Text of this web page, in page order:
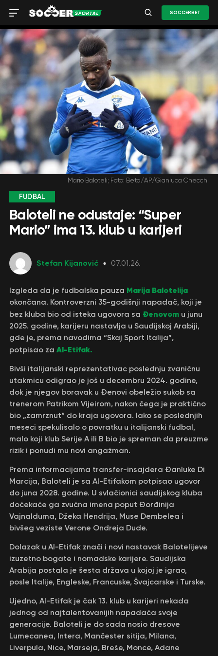
SOCCERBET
Mario Baloteli; Foto: Beta/AP/Gianluca Checchi
FUDBAL
Baloteli ne odustaje: “Super
Mario” ima 13. klub u karijeri
Stefan Kijanović 07.01.26.
Izgleda da je fudbalska pauza Marija Balotelija
okončana. Kontroverzni 35-godišnji napadač, koji je
bez kluba bio od isteka ugovora sa Đenovom u junu
2025. godine, karijeru nastavlja u Saudijskoj Arabiji,
gde je, prema navodima “Skaj Sport Italija”,
potpisao za Al-Etifak.
Bivši italijanski reprezentativac poslednju zvaničnu
utakmicu odigrao je još u decembru 2024. godine,
dok je njegov boravak u Đenovi obeležio sukob sa
trenerom Patrikom Vijeirom, nakon čega je praktično
bio „zamrznut“ do kraja ugovora. Iako se poslednjih
meseci spekulisalo o povratku u italijanski fudbal,
malo koji klub Serije A ili B bio je spreman da preuzme
rizik i ponudi mu novi angažman.
Prema informacijama transfer-insajdera Đanluke Di
Marcija, Baloteli je sa Al-Etifakom potpisao ugovor
do juna 2028. godine. U svlačionici saudijskog kluba
dočekaće ga zvučna imena poput Đorđinija
Vajnalduma, Džeka Hendrija, Muse Dembelea i
bivšeg veziste Verone Ondreja Dude.
Dolazak u Al-Etifak znači i novi nastavak Balotelijeve
izuzetno bogate i nomadske karijere. Saudijska
Arabija postala je šesta država u kojoj je igrao,
posle Italije, Engleske, Francuske, Švajcarske i Turske.
Ujedno, Al-Etifak je čak 13. klub u karijeri nekada
jednog od najtalentovanijih napadača svoje
generacije. Baloteli je do sada nosio dresove
Lumecanea, Intera, Mančester sitija, Milana,
Liverpula, Nice, Marseja, Breše, Monce, Adane